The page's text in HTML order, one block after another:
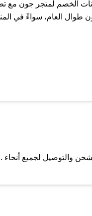
الخصم لمتجر جون مع
العام، سواءً في
صحصح، يمكنك العثور
تقلق! يمكنك التواصل مع
والتوصيل لجميع أنحاء .